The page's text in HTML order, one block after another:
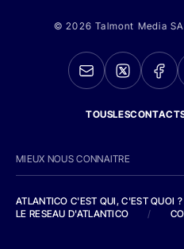
© 2026 Talmont Media
MIEUX NOUS CONNAITRE
ATLANTICO C'EST QUI, C'EST QUOI ?
LE RESEAU D'ATLANTICO
/